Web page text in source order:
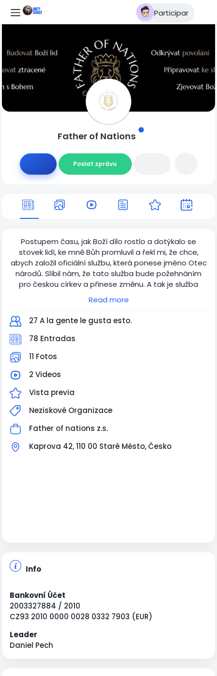
Participar
Father of Nations
Poslat zprávu
Postupem času, jak Boží dílo rostlo a dotýkalo se
stovek lidí, ke mně Bůh promluvil a řekl mi, že chce,
abych založil oficiální službu, která ponese jméno Otec
národů. Slíbil nám, že tato služba bude požehnáním
pro českou církev a přinese změnu. A tak je služba
Otec národů na světě. Pro ty, kteří nás podporují to
znamená jednu změnu a tou je, že veškerá podpora
bude od dnes směřovaná na účet organizace Otec
Od teď máme možnost dárcům vystavit také
Číslo účtu Father of nations (Otec národů) je:
CZ93 2010 0000 0028 0332 7903 (EUR)
Read more
27 A la gente le gusta esto.
78 Entradas
11 Fotos
2 Videos
Vista previa
Neziskové Organizace
Father of nations z.s.
Kaprova 42, 110 00 Staré Město, Česko
Info
Bankovní Účet
2003327884 / 2010
CZ93 2010 0000 0028 0332 7903 (EUR)
Leader
Daniel Pech